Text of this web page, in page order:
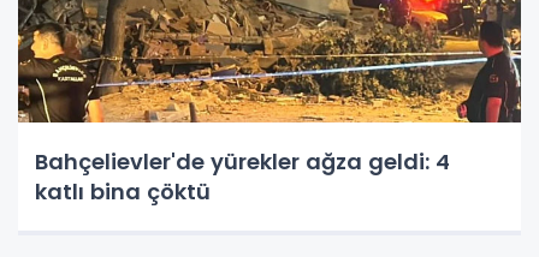
Bahçelievler'de yürekler ağza geldi: 4
katlı bina çöktü